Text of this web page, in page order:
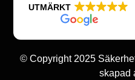
UTMÄRKT
© Copyright 2025
skapad